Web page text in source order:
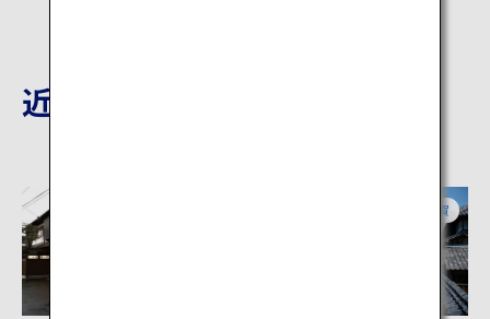
近隣の観光地
佐賀